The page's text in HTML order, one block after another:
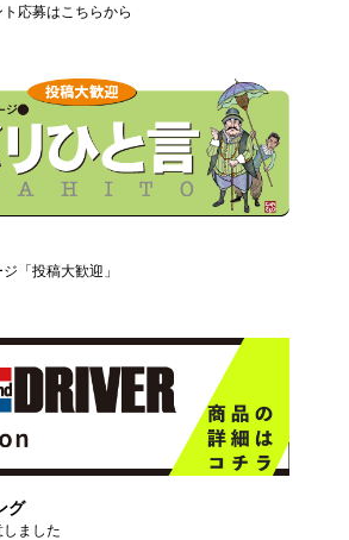
応募はこちらから
「投稿大歓迎」
グ
ました